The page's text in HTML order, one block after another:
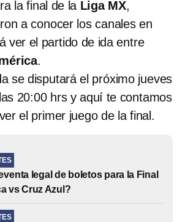
la final de la Liga MX,
a conocer los canales en
ver el partido de ida entre
.
se disputará el próximo jueves
20:00 hrs y aquí te contamos
el primer juego de la final.
legal de boletos para la Final
vs Cruz Azul?